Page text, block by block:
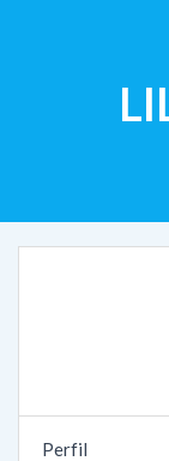
Perfil